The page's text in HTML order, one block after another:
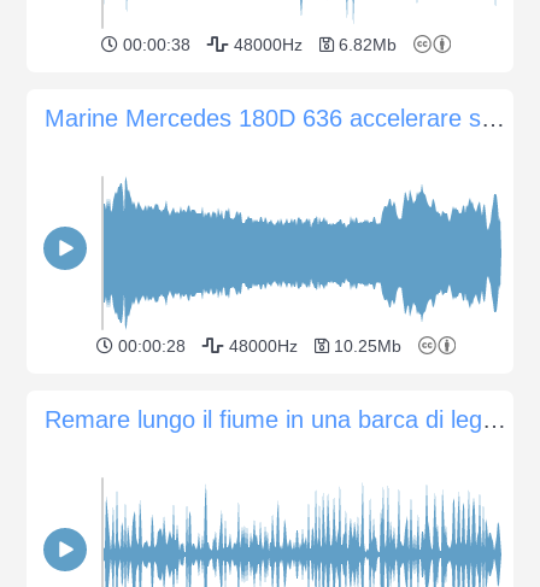
00:00:38 48000Hz 6.82Mb
Marine Mercedes 180D 636 accelerare su giù giri/min.
00:00:28 48000Hz 10.25Mb
Remare lungo il fiume in una barca di legno